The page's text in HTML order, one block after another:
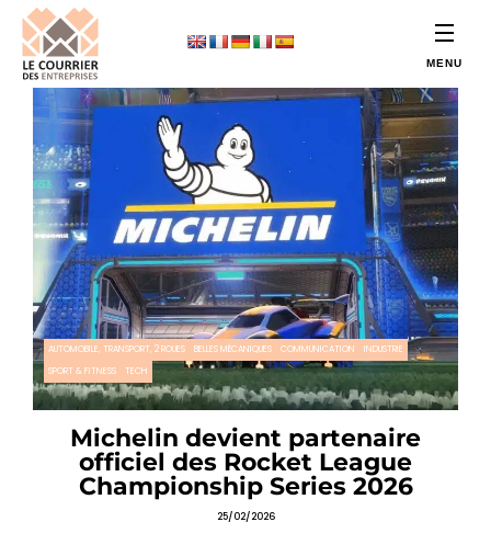
AUTOMOBILE, TRANSPORT, 2 ROUES BELLES MÉCANIQUES COMMUNICATION
INDUSTRIE
SPORT & FITNESS
TECH
Michelin devient partenaire
officiel des Rocket League
Championship Series 2026
25/02/2026